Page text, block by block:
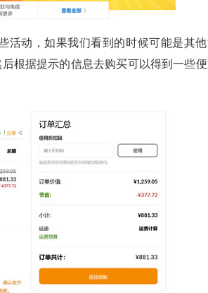
活动，如果我们看到的时候可能是其
根据提示的信息去购买可以得到一些